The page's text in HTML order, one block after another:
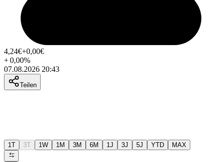
4,24€+0,00€
+0,00%
07.08.2026 20:43
Teilen
1T 3T 1W 1M 3M 6M 1J 3J 5J YTD MAX